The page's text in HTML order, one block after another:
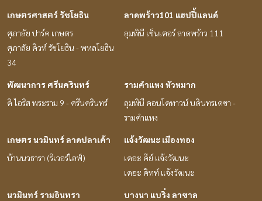
เกษตรศาสตร์ รัชโยธิน
ศุภาลัย ปาร์ค เกษตร
ศุภาลัย คิวท์ รัชโยธิน - พหลโยธิน
34
ลาดพร้าว101 แฮปปี้แลนด์
ลุมพินี เซ็นเตอร์ ลาดพร้าว 111
พัฒนาการ ศรีนครินทร์
ดิ ไอริส พระราม 9 - ศรีนครินทร์
รามคำแหง หัวหมาก
ลุมพินี คอนโดทาวน์ บดินทรเดชา -
รามคำแหง
เกษตร นวมินทร์ ลาดปลาเค้า
บ้านนวธารา (ริเวอร์ไลฟ์)
แจ้งวัฒนะ เมืองทอง
เดอะ คีย์ แจ้งวัฒนะ
เดอะ คิทท์ แจ้งวัฒนะ
นวมินทร์ รามอินทรา
บางนา แบริ่ง ลาซาล